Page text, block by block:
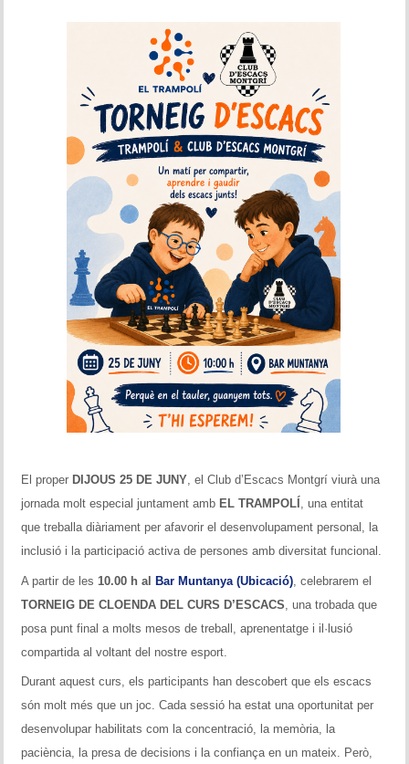
El proper DIJOUS 25 DE JUNY, el Club d’Escacs Montgrí viurà una
jornada molt especial juntament amb EL TRAMPOLÍ , una entitat
que treballa diàriament per afavorir el desenvolupament personal, la
inclusió i la participació activa de persones amb diversitat funcional.
A partir de les 10.00 h al Bar Muntanya (Ubicació) , celebrarem el
TORNEIG DE CLOENDA DEL CURS D’ESCACS , una trobada que
posa punt final a molts mesos de treball, aprenentatge i il·lusió
compartida al voltant del nostre esport.
Durant aquest curs, els participants han descobert que els escacs
són molt més que un joc. Cada sessió ha estat una oportunitat per
desenvolupar habilitats com la concentració, la memòria, la
paciència, la presa de decisions i la confiança en un mateix. Però,